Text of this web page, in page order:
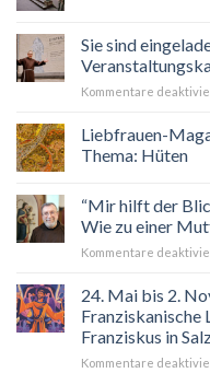
Sie sind
Kommentare
Liebfrauen-
Thema: Hüten
“Mir hilft der
Wie zu einer
Kommentare
24. Mai bis 2.
Franziskanische
Franziskus in
Kommentare